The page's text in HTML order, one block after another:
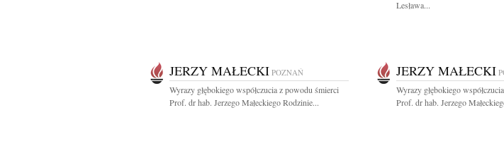
Lesława...
JERZY MAŁECKI POZNAŃ
Wyrazy głębokiego współczucia z powodu śmierci
Prof. dr hab. Jerzego Małeckiego Rodzinie...
JERZY MAŁECKI
Wyrazy głębokiego
Prof. dr hab. Jerzego